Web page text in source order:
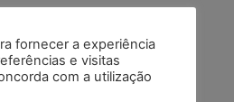
fornecer a experiência
e visitas
com a utilização